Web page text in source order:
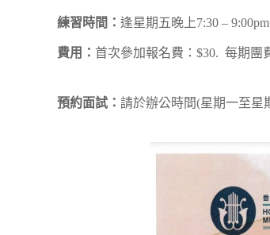
練習時間： 逢星期五晚上7:30 – 9:00pm
費用： 首次參加報名費：$30. 每期團
預約面試： 請於辦公時間(星期一至星